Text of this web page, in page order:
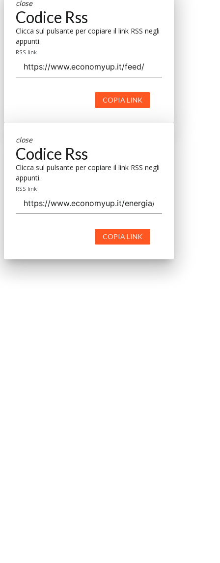
close
Codice Rss
Clicca sul pulsante per copiare il link RSS negli
appunti.
RSS link
COPIA LINK
close
Codice Rss
Clicca sul pulsante per copiare il link RSS negli
appunti.
RSS link
COPIA LINK